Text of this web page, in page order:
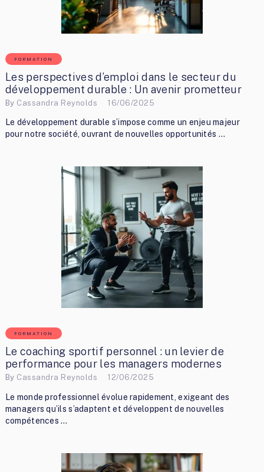
FORMATION
Les perspectives d’emploi dans le secteur du
développement durable : Un avenir prometteur
By Cassandra Reynolds 16/06/2025
Le développement durable s’impose comme un enjeu majeur
pour notre société, ouvrant de nouvelles opportunités …
FORMATION
Le coaching sportif personnel : un levier de
performance pour les managers modernes
By Cassandra Reynolds 12/06/2025
Le monde professionnel évolue rapidement, exigeant des
managers qu’ils s’adaptent et développent de nouvelles
compétences …